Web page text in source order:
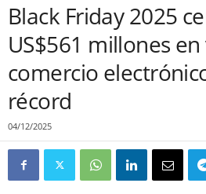
Black Friday 2025
US$561 millones
comercio
récord
04/12/2025